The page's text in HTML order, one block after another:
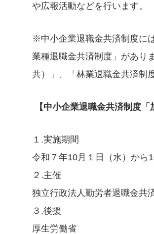
や広報活動などを行います。
※中小企業退職金共済制度に
業種退職金共済制度」があり
共）」、「林業退職金共済制
【中小企業退職金共済制度
１.実施期間
令和７年10月１日（水）から
２.主催
独立行政法人勤労者退職金共
３.後援
厚生労働省